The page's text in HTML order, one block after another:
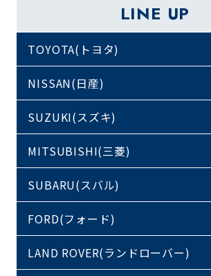
LINE UP
TOYOTA(トヨタ)
NISSAN(日産)
SUZUKI(スズキ)
MITSUBISHI(三菱)
SUBARU(スバル)
FORD(フォード)
LAND ROVER(ランドローバー)